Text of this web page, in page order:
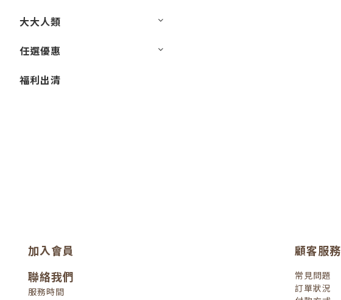
大大人類
任選優惠
福利出清
加入會員
聯絡我們
服務時間
顧客服務
常見問題
訂單狀況